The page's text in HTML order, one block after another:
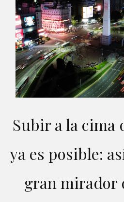
Subir a la cima
ya es posible:
gran mirador